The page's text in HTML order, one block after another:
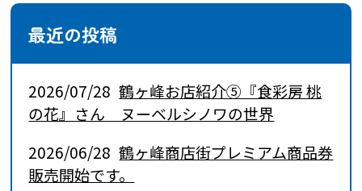
最近の投稿
2026/07/28 鶴ヶ峰お店紹介⑤『食彩房 桃
の花』さん ヌーベルシノワの世界
2026/06/28 鶴ヶ峰商店街プレミアム商品券
販売開始です。